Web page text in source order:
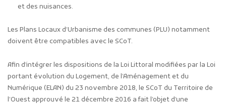
et des nuisances.
Les Plans Locaux d’Urbanisme des communes (PLU) notamment
doivent être compatibles avec le SCoT.
Afin d’intégrer les dispositions de la Loi Littoral modifiées par la Loi
portant évolution du Logement, de l’Aménagement et du
Numérique (ELAN) du 23 novembre 2018, le SCoT du Territoire de
l’Ouest approuvé le 21 décembre 2016 a fait l’objet d’une